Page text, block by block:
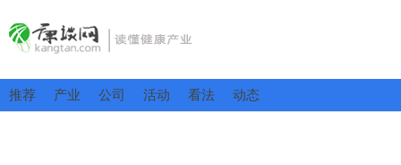
推荐 产业 公司 活动 看法 动态